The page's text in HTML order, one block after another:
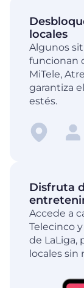
locales
Algunos
funcionan
MiTele,
garantiza
estés.
Disfruta
Accede a
Telecinco
de LaLiga,
locales sin